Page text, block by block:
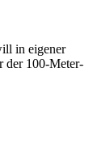
in eigener
der 100-Meter-